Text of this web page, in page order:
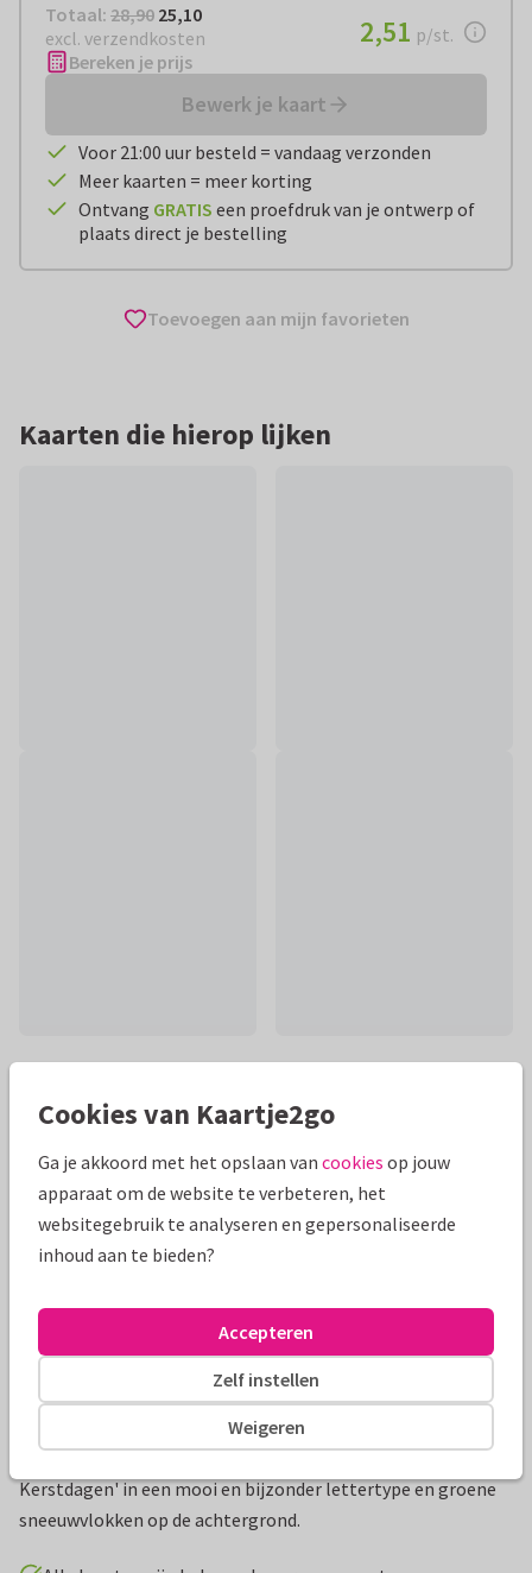
Totaal: € 25,10
Totaal: 28,90 25,10
excl. verzendkosten
€ 2,51 per stuk
2,51 p/st.
Bereken je prijs
Bewerk je kaart
Voor 21:00 uur besteld = vandaag verzonden
Meer kaarten = meer korting
Ontvang GRATIS een proefdruk van je ontwerp of
plaats direct je bestelling
Toevoegen aan mijn favorieten
Kaarten die hierop lijken
Mooie extra's bij je kaart
Productinformatie
Stijlvolle kerstkaart met een goudlook tekst 'Fijne
Kerstdagen' in een mooi en bijzonder lettertype en groene
sneeuwvlokken op de achtergrond.
Cookies van Kaartje2go
Ga je akkoord met het opslaan van cookies op jouw
apparaat om de website te verbeteren, het
websitegebruik te analyseren en gepersonaliseerde
inhoud aan te bieden?
Weigeren
Zelf instellen
Accepteren